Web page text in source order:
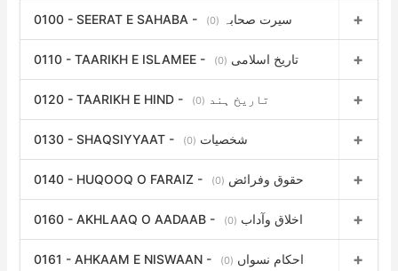
0100 - SEERAT E SAHABA - سیرت صحابہ (0)
0110 - TAARIKH E ISLAMEE - تاریخ اسلامی (0)
0120 - TAARIKH E HIND - تاریخ ہند (0)
0130 - SHAQSIYYAAT - شخصیات (0)
0140 - HUQOOQ O FARAIZ - حقوق وفرائض (0)
0160 - AKHLAAQ O AADAAB - اخلاق وآداب (0)
0161 - AHKAAM E NISWAAN - احکام نسواں (0)